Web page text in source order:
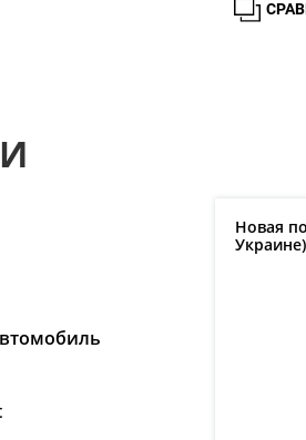
Новая
Украине)